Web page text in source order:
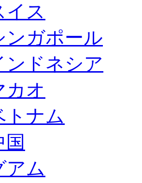
イス
ンガポール
ンドネシア
カオ
トナム
国
アム